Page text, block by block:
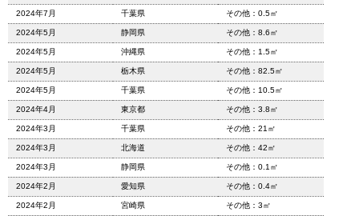
2024年7月 千葉県 その他：0.5㎡
2024年5月 静岡県 その他：8.6㎡
2024年5月 沖縄県 その他：1.5㎡
2024年5月 栃木県 その他：82.5㎡
2024年5月 千葉県 その他：10.5㎡
2024年4月 東京都 その他：3.8㎡
2024年3月 千葉県 その他：21㎡
2024年3月 北海道 その他：42㎡
2024年3月 静岡県 その他：0.1㎡
2024年2月 愛知県 その他：0.4㎡
2024年2月 宮崎県 その他：3㎡